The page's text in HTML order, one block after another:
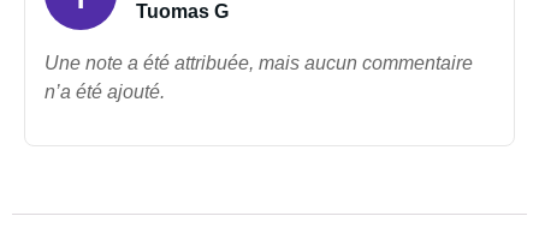
Tuomas G
Une note a été attribuée, mais aucun commentaire
n’a été ajouté.